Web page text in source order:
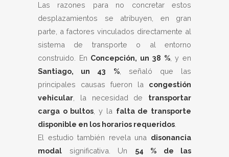
Las razones para no concretar estos
desplazamientos se atribuyen, en gran
parte, a factores vinculados directamente al
sistema de transporte o al entorno
construido. En Concepción, un 38 %, y en
Santiago, un 43 %, señaló que las
principales causas fueron la congestión
vehicular , la necesidad de transportar
carga o bultos , y la falta de transporte
disponible en los horarios requeridos
El estudio también revela una disonancia
modal significativa. Un 54 % de las